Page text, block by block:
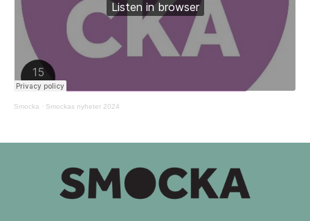
Smocka · Smockas nyheter 2024